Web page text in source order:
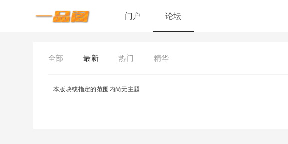
门户 论坛
全部 最新 热门 精华
本版块或指定的范围内尚无主题